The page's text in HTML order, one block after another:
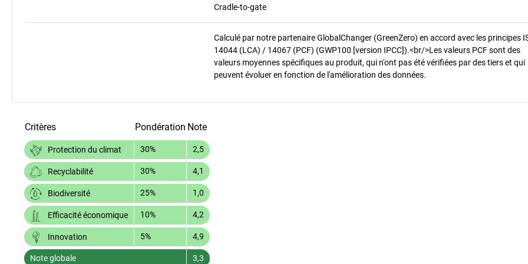
Cradle-to-gate
Calculé par notre partenaire GlobalChanger (GreenZero) en accord avec les principes
14044 (LCA) / 14067 (PCF) (GWP100 [version IPCC]).<br/>Les valeurs PCF sont des
valeurs moyennes spécifiques au produit, qui n'ont pas été vérifiées par des tiers et qui
peuvent évoluer en fonction de l'amélioration des données.
Critères Pondération Note
Protection du climat 30% 2,5
Recyclabilité 30% 4,1
Biodiversité 25% 1,0
Efficacité économique 10% 4,2
Innovation 5% 4,9
Note globale 3,3